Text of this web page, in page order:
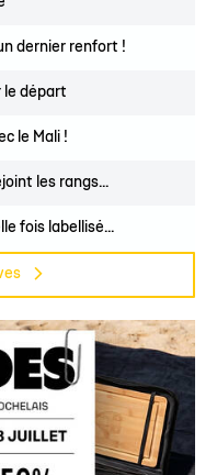
dernier renfort !
le départ
le Mali !
les rangs...
fois labellisé...